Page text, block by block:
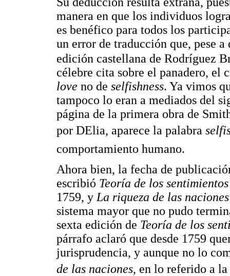
manera en que los individuos
es benéfico para todos los
un error de traducción que, pese
edición castellana de Rodríguez
célebre cita sobre el panadero,
love no de selfishness. Ya vimos
tampoco lo eran a mediados del
página de la primera obra de
por DElia, aparece la palabra
comportamiento humano.
Ahora bien, la fecha de
escribió Teoría de los
1759, y La riqueza de las naciones
sistema mayor que no pudo
sexta edición de Teoría de los
párrafo aclaró que desde 1759
jurisprudencia, y aunque no lo
de las naciones, en lo referido a